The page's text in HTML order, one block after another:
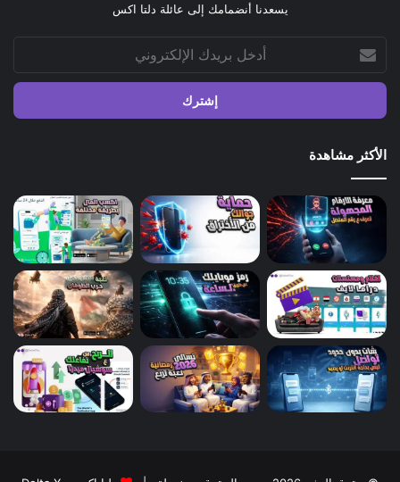
يسعدنا أنضمامك إلى عائلة دلتا اكس
أدخل
بريدك
الإلكتروني
الأكثر مشاهدة